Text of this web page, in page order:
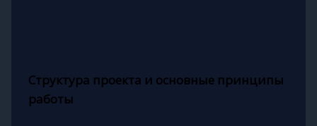
Структура проекта и основные принципы
работы